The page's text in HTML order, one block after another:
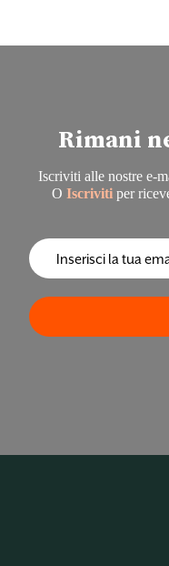
Rimani
Iscriviti alle nostre e-
O Iscrivitiper